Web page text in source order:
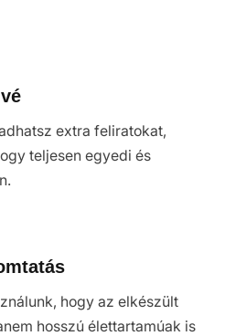
extra feliratokat,
teljesen egyedi és
hogy az elkészült
hosszú élettartamúak is